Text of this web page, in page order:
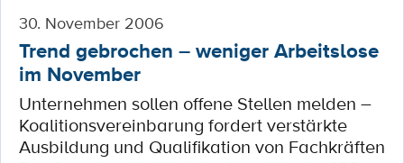
30. November 2006
Trend gebrochen – weniger Arbeitslose
im November
Unternehmen sollen offene Stellen melden –
Koalitionsvereinbarung fordert verstärkte
Ausbildung und Qualifikation von Fachkräften